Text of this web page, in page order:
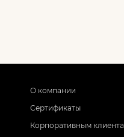
О компании
Сертификаты
Корпоративным